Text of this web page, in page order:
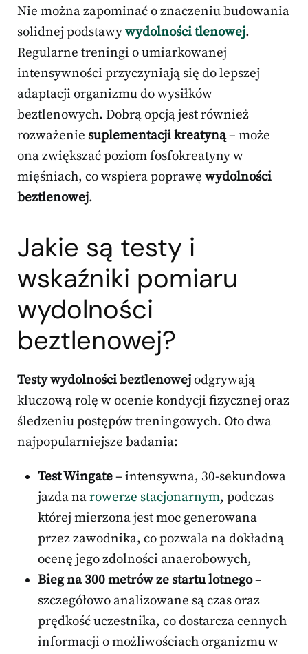
Nie można zapominać o znaczeniu budowania
solidnej podstawywydolności tlenowej.
Regularne treningi o umiarkowanej
intensywności przyczyniają się do lepszej
adaptacji organizmu do wysiłków
beztlenowych. Dobrą opcją jest również
rozważenie suplementacji kreatyną– może
ona zwiększać poziom fosfokreatyny w
mięśniach, co wspiera poprawę wydolności
beztlenowej.
Jakie są testy i
wskaźniki pomiaru
wydolności
beztlenowej?
Testy wydolności beztlenowejodgrywają
kluczową rolę w ocenie kondycji fizycznej oraz
śledzeniu postępów treningowych. Oto dwa
najpopularniejsze badania:
Test Wingate– intensywna, 30-sekundowa
jazda narowerze stacjonarnym, podczas
której mierzona jest moc generowana
przez zawodnika, co pozwala na dokładną
ocenę jego zdolności anaerobowych,
Bieg na 300 metrów ze startu lotnego–
szczegółowo analizowane są czas oraz
prędkość uczestnika, co dostarcza cennych
informacji o możliwościach organizmu w